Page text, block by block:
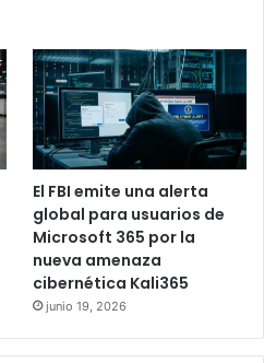
El FBI emite una alerta
global para usuarios de
Microsoft 365 por la
nueva amenaza
cibernética Kali365
junio 19, 2026